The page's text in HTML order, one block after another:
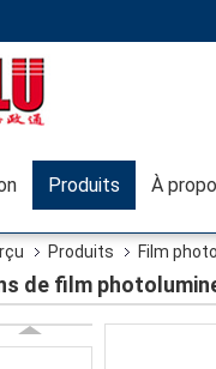
Produits
Produits Film
de film